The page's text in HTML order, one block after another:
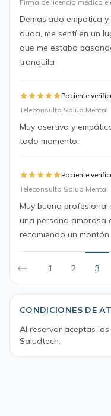
Firma de licencia médica
Demasiado empatica
duda, me sentí en un
que me estaba
tranquila
Paciente
Teleconsulta Salud Mental
Muy asertiva y
todo momento.
Paciente
Teleconsulta Salud Mental
Muy buena profesional
una persona amorosa
recomiendo un montón
1 2 3
CONDICIONES DE
Al reservar aceptas los
Saludtech.